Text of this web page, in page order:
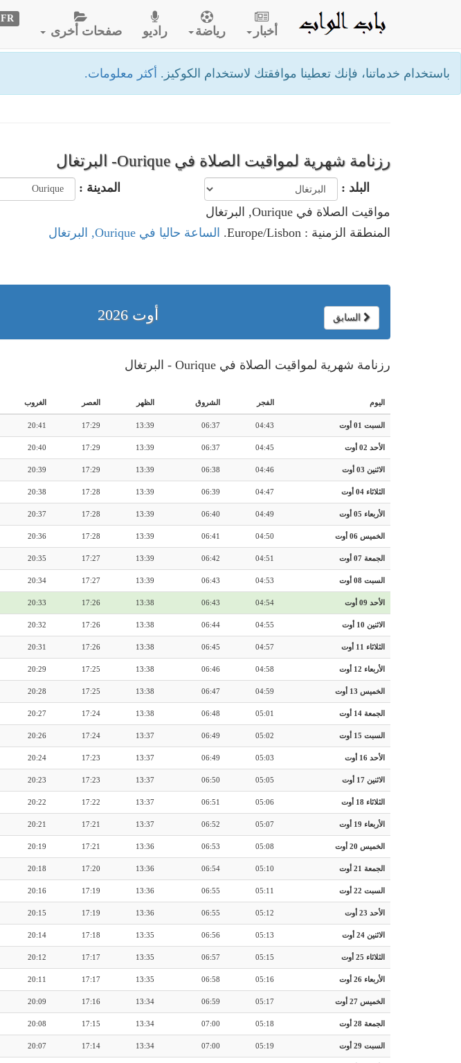
باستخدام خدماتنا، فإنك تعطينا موافقتك لاستخدام الكوكيز. أكثر معلومات.
أخبار رياضة راديو صفحات أخرى
FR
رزنامة شهرية لمواقيت الصلاة في Ourique- البرتغال
البلد :
المدينة :
مواقيت الصلاة في Ourique, البرتغال
المنطقة الزمنية : Europe/Lisbon.
الساعة حاليا في Ourique, البرتغال
السابق أوت 2026
رزنامة شهرية لمواقيت الصلاة في Ourique - البرتغال
اليوم الفجر الشروق الظهر العصر الغروب
السبت 01 أوت 04:43
06:37
13:39
17:29
20:41
الأحد 02 أوت 04:45
06:37
13:39
17:29
20:40
الاثنين 03 أوت 04:46
06:38
13:39
17:29
20:39
الثلاثاء 04 أوت 04:47
06:39
13:39
17:28
20:38
الأربعاء 05 أوت 04:49
06:40
13:39
17:28
20:37
الخميس 06 أوت 04:50
06:41
13:39
17:28
20:36
الجمعة 07 أوت 04:51
06:42
13:39
17:27
20:35
السبت 08 أوت 04:53
06:43
13:39
17:27
20:34
الأحد 09 أوت 04:54
06:43
13:38
17:26
20:33
الاثنين 10 أوت 04:55
06:44
13:38
17:26
20:32
الثلاثاء 11 أوت 04:57
06:45
13:38
17:26
20:31
الأربعاء 12 أوت 04:58
06:46
13:38
17:25
20:29
الخميس 13 أوت 04:59
06:47
13:38
17:25
20:28
الجمعة 14 أوت 05:01
06:48
13:38
17:24
20:27
السبت 15 أوت 05:02
06:49
13:37
17:24
20:26
الأحد 16 أوت 05:03
06:49
13:37
17:23
20:24
الاثنين 17 أوت 05:05
06:50
13:37
17:23
20:23
الثلاثاء 18 أوت 05:06
06:51
13:37
17:22
20:22
الأربعاء 19 أوت 05:07
06:52
13:37
17:21
20:21
الخميس 20 أوت 05:08
06:53
13:36
17:21
20:19
الجمعة 21 أوت 05:10
06:54
13:36
17:20
20:18
السبت 22 أوت 05:11
06:55
13:36
17:19
20:16
الأحد 23 أوت 05:12
06:55
13:36
17:19
20:15
الاثنين 24 أوت 05:13
06:56
13:35
17:18
20:14
الثلاثاء 25 أوت 05:15
06:57
13:35
17:17
20:12
الأربعاء 26 أوت 05:16
06:58
13:35
17:17
20:11
الخميس 27 أوت 05:17
06:59
13:34
17:16
20:09
الجمعة 28 أوت 05:18
07:00
13:34
17:15
20:08
السبت 29 أوت 05:19
07:00
13:34
17:14
20:07